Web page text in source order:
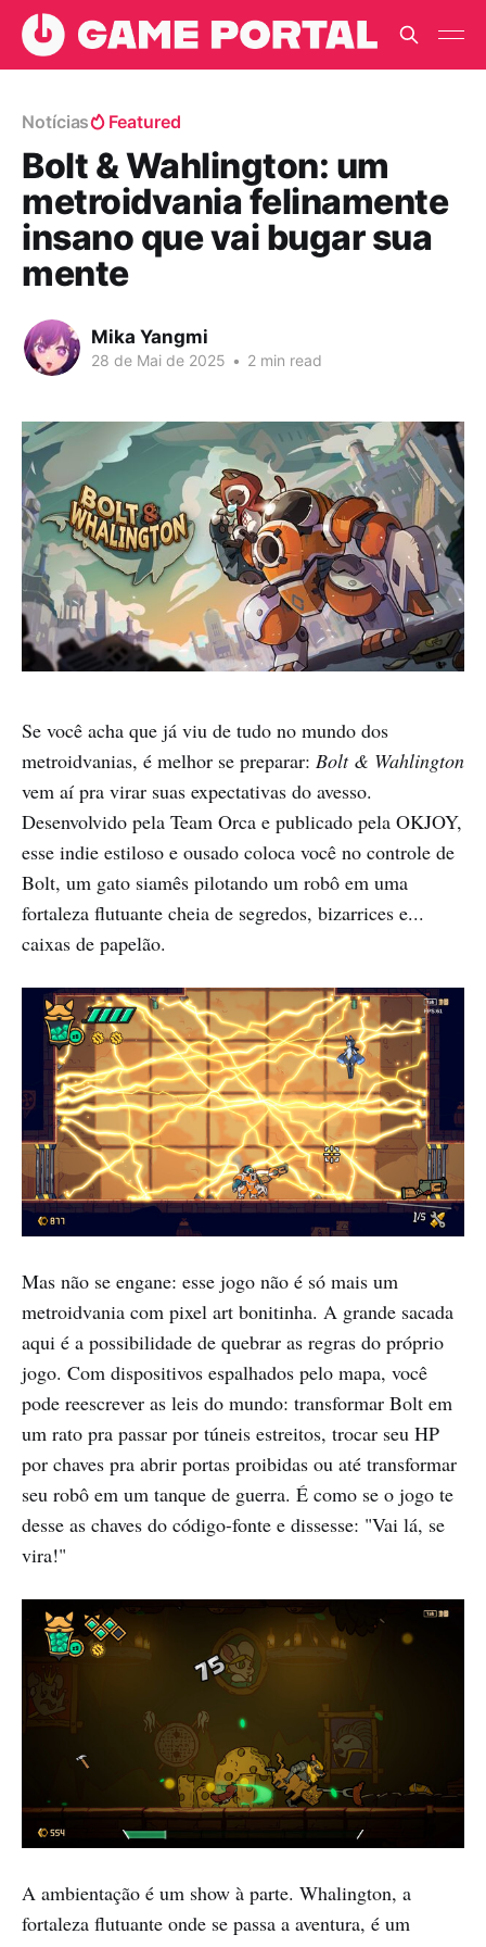
Notícias Featured
Bolt & Wahlington: um
metroidvania felinamente
insano que vai bugar sua
mente
Mika Yangmi
28 de Mai de 2025 • 2 min read
Se você acha que já viu de tudo no mundo dos
metroidvanias, é melhor se preparar: Bolt & Wahlington
vem aí pra virar suas expectativas do avesso.
Desenvolvido pela Team Orca e publicado pela OKJOY,
esse indie estiloso e ousado coloca você no controle de
Bolt, um gato siamês pilotando um robô em uma
fortaleza flutuante cheia de segredos, bizarrices e...
caixas de papelão.
Mas não se engane: esse jogo não é só mais um
metroidvania com pixel art bonitinha. A grande sacada
aqui é a possibilidade de quebrar as regras do próprio
jogo. Com dispositivos espalhados pelo mapa, você
pode reescrever as leis do mundo: transformar Bolt em
um rato pra passar por túneis estreitos, trocar seu HP
por chaves pra abrir portas proibidas ou até transformar
seu robô em um tanque de guerra. É como se o jogo te
desse as chaves do código-fonte e dissesse: "Vai lá, se
vira!"
A ambientação é um show à parte. Whalington, a
fortaleza flutuante onde se passa a aventura, é um